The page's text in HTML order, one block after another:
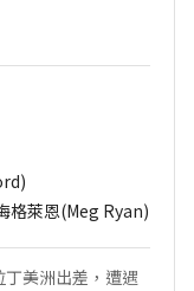
格萊恩(Meg Ryan)
美洲出差，遭遇